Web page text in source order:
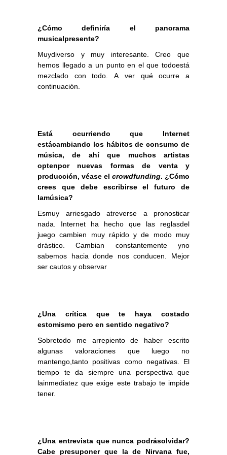
¿Cómo definiría el panorama
musicalpresente?
Muydiverso y muy interesante. Creo que
hemos llegado a un punto en el que todoestá
mezclado con todo. A ver qué ocurre a
continuación.
Está ocurriendo que Internet
estácambiando los hábitos de consumo de
música, de ahí que muchos artistas
optenpor nuevas formas de venta y
producción, véase el crowdfunding. ¿Cómo
crees que debe escribirse el futuro de
lamúsica?
Esmuy arriesgado atreverse a pronosticar
nada. Internet ha hecho que las reglasdel
juego cambien muy rápido y de modo muy
drástico. Cambian constantemente yno
sabemos hacia donde nos conducen. Mejor
ser cautos y observar
¿Una crítica que te haya costado
estomismo pero en sentido negativo?
Sobretodo me arrepiento de haber escrito
algunas valoraciones que luego no
mantengo,tanto positivas como negativas. El
tiempo te da siempre una perspectiva que
lainmediatez que exige este trabajo te impide
tener.
¿Una entrevista que nunca podrásolvidar?
Cabe presuponer que la de Nirvana fue,